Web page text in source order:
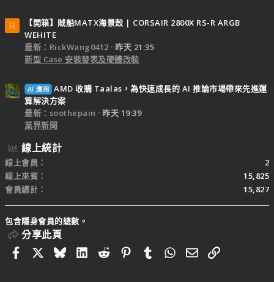
R
【開箱】賊船MATX海景殼 | CORSAIR 2800X RS-R ARGB
WEHITE
最新：RickWang0412
昨天 21:35
新型 Case 安裝發表及硬體改裝
AI 應用 AMD 收購 Taalas，為快速成長的 AI 推論市場帶來先進運
算解決方案
最新：soothepain
昨天 19:39
業界新聞
線上統計
線上會員
2
線上來賓
15,825
會員總計
15,827
包含隱身會員的總數。
分享此頁
FacebookBlueskyLinkedIn
RedditPinterestTumblrWhatsApp
電子郵件
連結